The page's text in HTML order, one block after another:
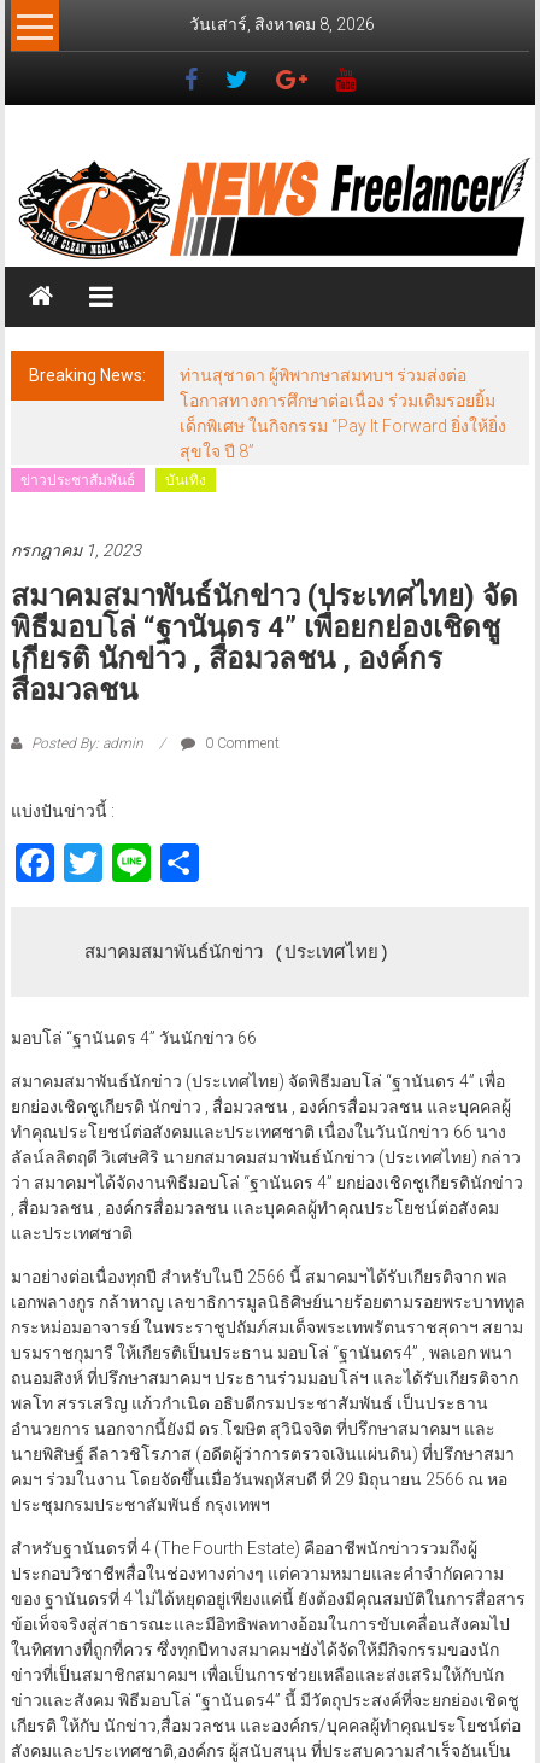
Skip
to
วันเสาร์, สิงหาคม 8, 2026
News
Freelancer
วส์
ฟรี
แลน
เซอร์
Breaking News:
ท่านสุชาดา ผู้พิพากษาสมทบฯ ร่วมส่งต่อ
โอกาสทางการศึกษาต่อเนื่อง ร่วมเติมรอยยิ้ม
เด็กพิเศษ ในกิจกรรม “Pay It Forward ยิ่งให้ยิ่ง
สุขใจ ปี 8”
ข่าวประชาสัมพันธ์ บันเทิง
กรกฎาคม 1, 2023
สมาคมสมาพันธ์นักข่าว (ประเทศไทย) จัด
พิธีมอบโล่ “ฐานันดร 4” เพื่อยกย่องเชิดชู
เกียรติ นักข่าว , สื่อมวลชน , องค์กร
สื่อมวลชน
Posted By: admin 0 Comment
แบ่งปันข่าวนี้ :
Facebook
Twitter
LineShare
    สมาคมสมาพันธ์นักข่าว (ประเทศไทย)
มอบโล่ “ฐานันดร 4” วันนักข่าว 66
สมาคมสมาพันธ์นักข่าว (ประเทศไทย) จัดพิธีมอบโล่ “ฐานันดร 4” เพื่อ
ยกย่องเชิดชูเกียรติ นักข่าว , สื่อมวลชน , องค์กรสื่อมวลชน และบุคคลผู้
ทำคุณประโยชน์ต่อสังคมและประเทศชาติ เนื่องในวันนักข่าว 66 นาง
ลัลน์ลลิตฤดี วิเศษศิริ นายกสมาคมสมาพันธ์นักข่าว (ประเทศไทย) กล่าว
ว่า สมาคมฯได้จัดงานพิธีมอบโล่ “ฐานันดร 4” ยกย่องเชิดชูเกียรตินักข่าว
, สื่อมวลชน , องค์กรสื่อมวลชน และบุคคลผู้ทำคุณประโยชน์ต่อสังคม
และประเทศชาติ
มาอย่างต่อเนื่องทุกปี สำหรับในปี 2566 นี้ สมาคมฯได้รับเกียรติจาก พล
เอกพลางกูร กล้าหาญ เลขาธิการมูลนิธิศิษย์นายร้อยตามรอยพระบาททูล
กระหม่อมอาจารย์ ในพระราชูปถัมภ์สมเด็จพระเทพรัตนราชสุดาฯ สยาม
บรมราชกุมารี ให้เกียรติเป็นประธาน มอบโล่ “ฐานันดร4” , พลเอก พนา
ถนอมสิงห์ ที่ปรึกษาสมาคมฯ ประธานร่วมมอบโล่ฯ และได้รับเกียรติจาก
พลโท สรรเสริญ แก้วกำเนิด อธิบดีกรมประชาสัมพันธ์ เป็นประธาน
อำนวยการ นอกจากนี้ยังมี ดร.โฆษิต สุวินิจจิต ที่ปรึกษาสมาคมฯ และ
นายพิสิษฐ์ ลีลาวชิโรภาส (อดีตผู้ว่าการตรวจเงินแผ่นดิน) ที่ปรึกษาสมา
คมฯ ร่วมในงาน โดยจัดขึ้นเมื่อวันพฤหัสบดี ที่ 29 มิถุนายน 2566 ณ หอ
ประชุมกรมประชาสัมพันธ์ กรุงเทพฯ
สำหรับฐานันดรที่ 4 (The Fourth Estate) คืออาชีพนักข่าวรวมถึงผู้
ประกอบวิชาชีพสื่อในช่องทางต่างๆ แต่ความหมายและคำจำกัดความ
ของ ฐานันดรที่ 4 ไม่ได้หยุดอยู่เพียงแค่นี้ ยังต้องมีคุณสมบัติในการสื่อสาร
ข้อเท็จจริงสู่สาธารณะและมีอิทธิพลทางอ้อมในการขับเคลื่อนสังคมไป
ในทิศทางที่ถูกที่ควร ซึ่งทุกปีทางสมาคมฯยังได้จัดให้มีกิจกรรมของนัก
ข่าวที่เป็นสมาชิกสมาคมฯ เพื่อเป็นการช่วยเหลือและส่งเสริมให้กับนัก
ข่าวและสังคม พิธีมอบโล่ “ฐานันดร4” นี้ มีวัตถุประสงค์ที่จะยกย่องเชิดชู
เกียรติ ให้กับ นักข่าว,สื่อมวลชน และองค์กร/บุคคลผู้ทำคุณประโยชน์ต่อ
สังคมและประเทศชาติ,องค์กร ผู้สนับสนุน ที่ประสบความสำเร็จอันเป็น